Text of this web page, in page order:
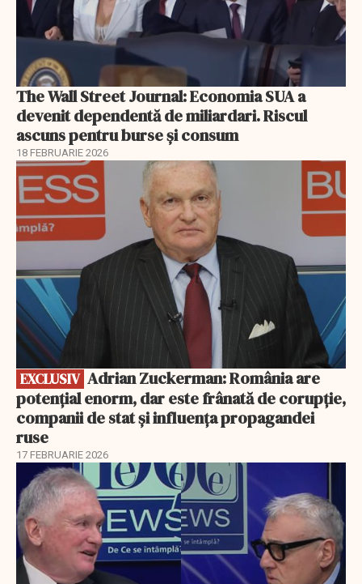
The Wall Street Journal: Economia SUA a
devenit dependentă de miliardari. Riscul
ascuns pentru burse și consum
18 FEBRUARIE 2026
EXCLUSIV
EXCLUSIV
potențial enorm, dar este frânată de corupție,
companii de stat și influența propagandei
ruse
17 FEBRUARIE 2026
EXCLUSIV